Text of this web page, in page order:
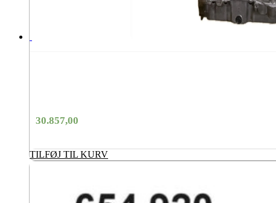
30.857,00
TILFØJ TIL KURV